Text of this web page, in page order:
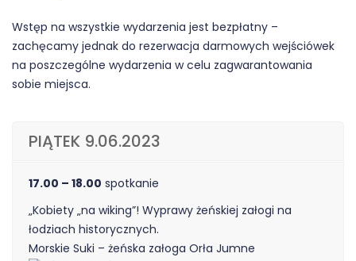
Wstęp na wszystkie wydarzenia jest bezpłatny –
zachęcamy jednak do rezerwacja darmowych wejściówek
na poszczególne wydarzenia w celu zagwarantowania
sobie miejsca.
PIĄTEK 9.06.2023
17.00 – 18.00 spotkanie
„Kobiety „na wiking”! Wyprawy żeńskiej załogi na
łodziach historycznych.
Morskie Suki – żeńska załoga Orła Jumne